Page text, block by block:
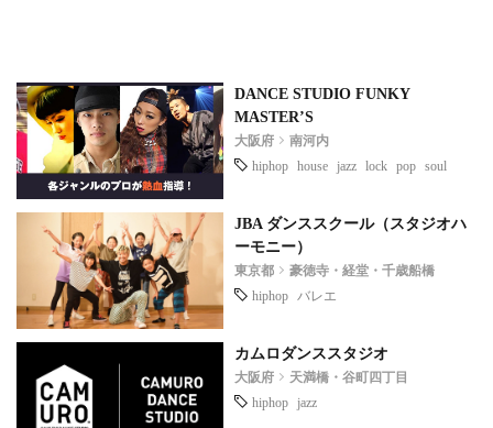
DANCE STUDIO FUNKY
MASTER’S
大阪府 南河内
hiphop house jazz lock pop soul
JBA ダンススクール（スタジオハ
ーモニー）
東京都 豪徳寺・経堂・千歳船橋
hiphop バレエ
カムロダンススタジオ
大阪府 天満橋・谷町四丁目
hiphop jazz